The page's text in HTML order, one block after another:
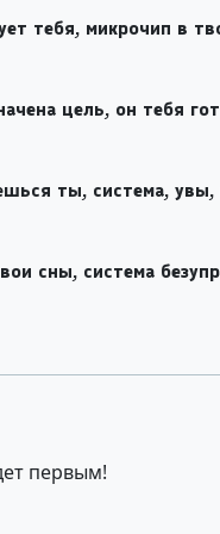
тебя, микрочип в
цель, он тебя
ты, система, увы,
сны, система
первым!